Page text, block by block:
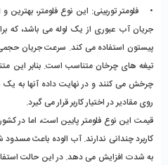
• فلومتر توربینی: این نوع فلومتر، بهترین
جریان آب عبوری از یک لوله می باشد، که
پیستون استفاده می کند. سرعت جریان
تیغه های چرخان متناسب است. بنابر این
چرخش می کنند و در نهایت داده آنها به
روی مقادیر در اختیار کاربر قرار می گیرد.
قیمت این نوع فلومتر پایین است، اما در
کاربرد چندانی ندارند. آب الوده باعث
به شدت افزایش می دهد. در این حالت